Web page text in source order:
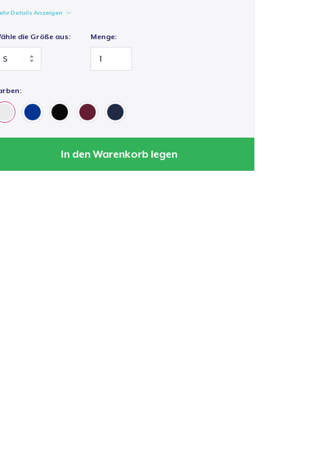
Details Anzeigen
die Größe aus: Menge:
In den Warenkorb legen